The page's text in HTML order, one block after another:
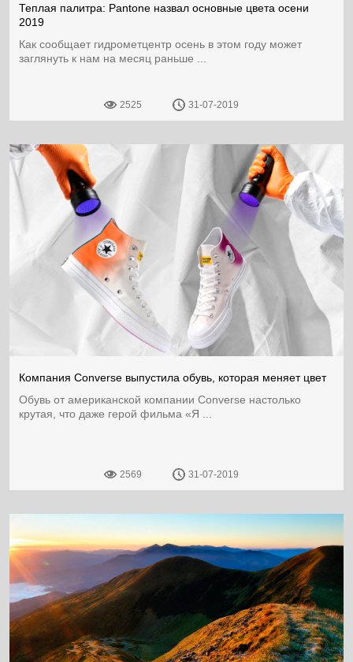
Теплая палитра: Pantone назвал основные цвета осени
2019
Как сообщает гидрометцентр осень в этом году может
заглянуть к нам на месяц раньше ...
2525 31-07-2019
Компания Converse выпустила обувь, которая меняет цвет
Обувь от американской компании Converse настолько
крутая, что даже герой фильма «Я ...
2569 31-07-2019